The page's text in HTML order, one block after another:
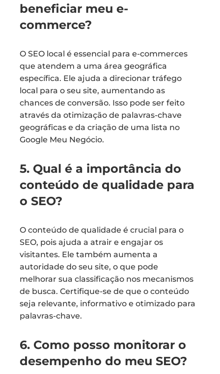
beneficiar meu e-
commerce?
O SEO local é essencial para e-commerces
que atendem a uma área geográfica
específica. Ele ajuda a direcionar tráfego
local para o seu site, aumentando as
chances de conversão. Isso pode ser feito
através da otimização de palavras-chave
geográficas e da criação de uma lista no
Google Meu Negócio.
5. Qual é a importância do
conteúdo de qualidade para
o SEO?
O conteúdo de qualidade é crucial para o
SEO, pois ajuda a atrair e engajar os
visitantes. Ele também aumenta a
autoridade do seu site, o que pode
melhorar sua classificação nos mecanismos
de busca. Certifique-se de que o conteúdo
seja relevante, informativo e otimizado para
palavras-chave.
6. Como posso monitorar o
desempenho do meu SEO?